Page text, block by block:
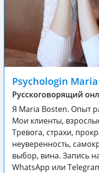
Psychologin
Русскоговорящий
Я Maria Bosten. Опыт
Мои клиенты,
Тревога, страхи,
неуверенность,
выбор, вина. Запись
WhatsApp или